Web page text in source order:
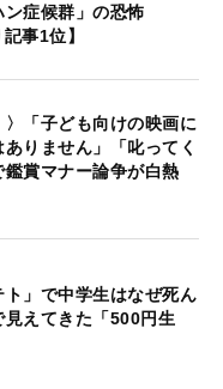
症候群」の恐怖
事1位】
〉「子ども向けの映画に
りません」「叱ってく
賞マナー論争が白熱
ト」で中学生はなぜ死ん
えてきた「500円生